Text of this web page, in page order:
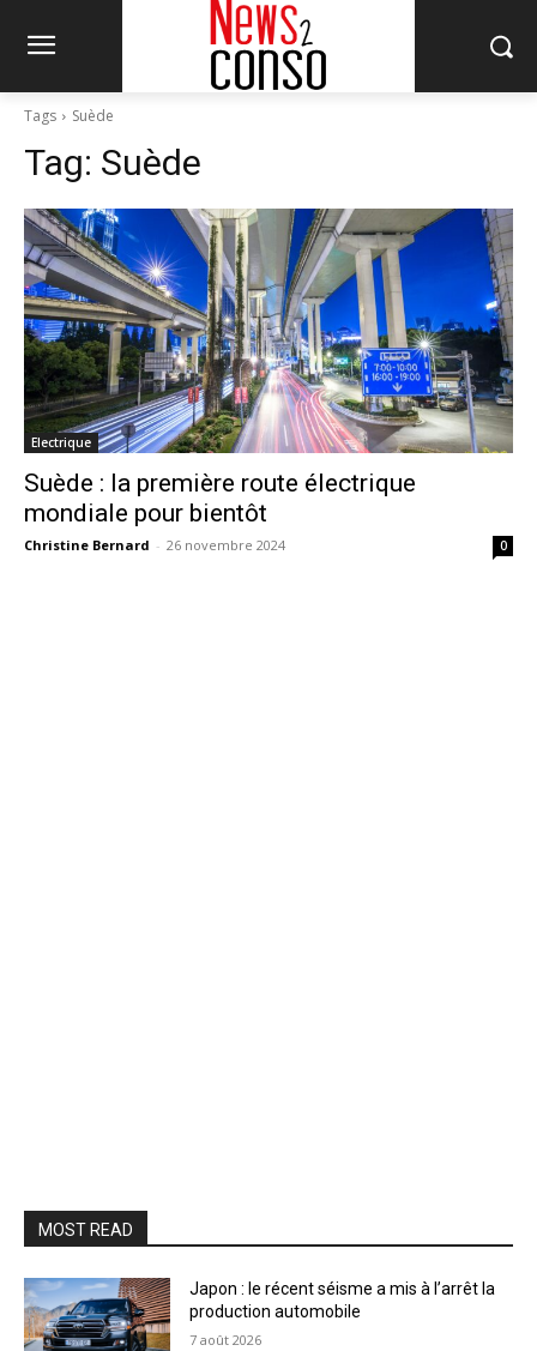
Tags Suède
Tag: Suède
Electrique
Suède : la première route électrique
mondiale pour bientôt
Christine Bernard - 26 novembre 2024 0
MOST READ
Japon : le récent séisme a mis à l’arrêt la
production automobile
7 août 2026